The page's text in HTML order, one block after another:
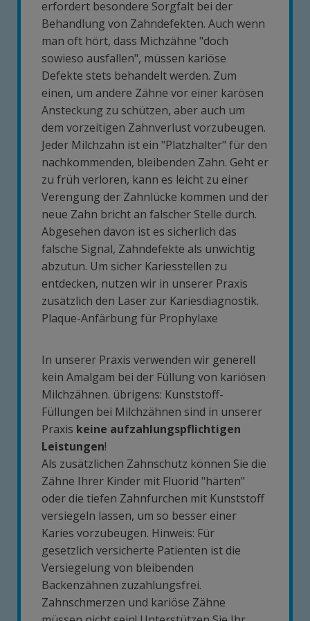
erfordert besondere Sorgfalt bei der
Behandlung von Zahndefekten. Auch wenn
man oft hört, dass Michzähne "doch
sowieso ausfallen", müssen kariöse
Defekte stets behandelt werden. Zum
einen, um andere Zähne vor einer karösen
Ansteckung zu schützen, aber auch um
dem vorzeitigen Zahnverlust vorzubeugen.
Jeder Milchzahn ist ein "Platzhalter" für den
nachkommenden, bleibenden Zahn. Geht er
zu früh verloren, kann es leicht zu einer
Verengung der Zahnlücke kommen und der
neue Zahn bricht an falscher Stelle durch.
Abgesehen davon ist es sicherlich das
falsche Signal, Zahndefekte als unwichtig
abzutun. Um sicher Kariesstellen zu
entdecken, nutzen wir in unserer Praxis
zusätzlich den Laser zur Kariesdiagnostik.
Plaque-Anfärbung für Prophylaxe
In unserer Praxis verwenden wir generell
kein Amalgam bei der Füllung von kariösen
Milchzähnen. übrigens: Kunststoff-
Füllungen bei Milchzähnen sind in unserer
Praxis keine aufzahlungspflichtigen
Leistungen!
Als zusätzlichen Zahnschutz können Sie die
Zähne Ihrer Kinder mit Fluorid "härten"
oder die tiefen Zahnfurchen mit Kunststoff
versiegeln lassen, um so besser einer
Karies vorzubeugen. Hinweis: Für
gesetzlich versicherte Patienten ist die
Versiegelung von bleibenden
Backenzähnen zuzahlungsfrei.
Zahnschmerzen und kariöse Zähne